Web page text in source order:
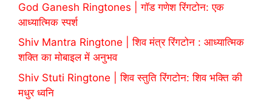
God Ganesh Ringtones | गॉड गणेश रिंगटोन: एक
आध्यात्मिक स्पर्श
Shiv Mantra Ringtone | शिव मंत्र रिंगटोन : आध्यात्मिक
शक्ति का मोबाइल में अनुभव
Shiv Stuti Ringtone | शिव स्तुति रिंगटोन: शिव भक्ति की
मधुर ध्वनि